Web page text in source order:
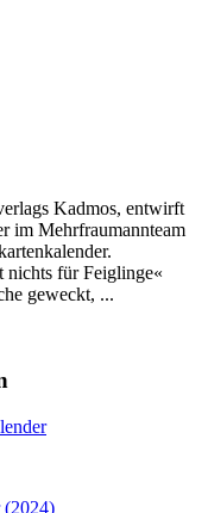
Kadmos, entwirft
im Mehrfraumannteam
nichts für Feiglinge«
geweckt, ...